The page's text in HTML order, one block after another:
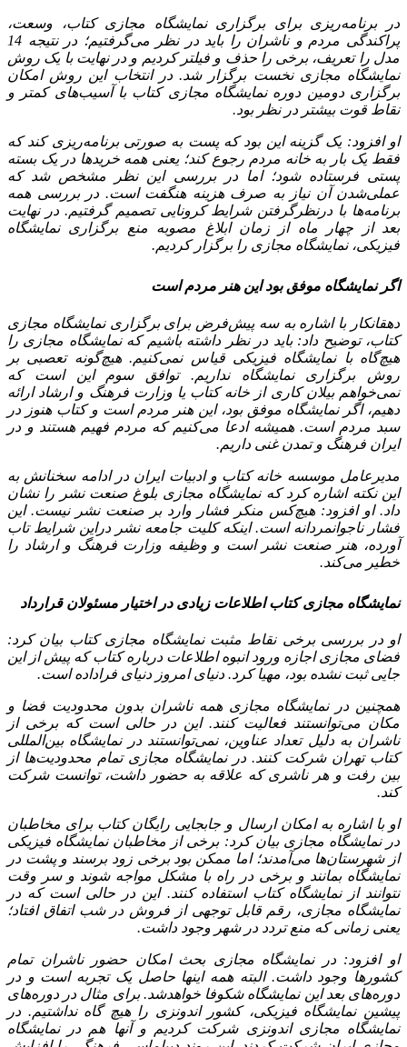
در برنامه‌ریزی برای برگزاری نمایشگاه مجازی کتاب، وسعت،
پراکندگی مردم و ناشران را باید در نظر می‌گرفتیم؛ در نتیجه 14
مدل را تعریف، برخی را حذف و فیلتر کردیم و در نهایت با یک روش
نمایشگاه مجازی نخست برگزار شد. در انتخاب این روش امکان
برگزاری دومین دوره نمایشگاه مجازی کتاب با آسیب‌های کمتر و
نقاط قوت بیشتر در نظر بود.
او افزود: یک گزینه این بود که پست به صورتی برنامه‌ریزی کند که
فقط یک بار به خانه مردم رجوع کند؛ یعنی همه خریدها در یک بسته
پستی فرستاده شود؛ اما در بررسی این نظر مشخص شد که
عملی‌شدن آن نیاز به صرف هزینه هنگفت است. در بررسی همه
برنامه‌ها با درنظرگرفتن شرایط کرونایی تصمیم گرفتیم. در نهایت
بعد از چهار ماه از زمان ابلاغ مصوبه منع برگزاری نمایشگاه
فیزیکی، نمایشگاه مجازی را برگزار کردیم.
اگر نمایشگاه موفق بود این هنر مردم است
دهقانکار با اشاره به سه پیش‌فرض برای برگزاری نمایشگاه مجازی
کتاب، توضیح داد: باید در نظر داشته باشیم که نمایشگاه مجازی را
هیچ‌گاه با نمایشگاه فیزیکی قیاس نمی‌کنیم. هیچ‌گونه تعصبی بر
روش برگزاری نمایشگاه نداریم. توافق سوم این است که
نمی‌خواهم بیلان کاری از خانه کتاب یا وزارت فرهنگ و ارشاد ارائه
دهیم، اگر نمایشگاه موفق بود، این هنر مردم است و کتاب هنوز در
سبد مردم است. همیشه ادعا می‌کنیم که مردم فهیم هستند و در
ایران فرهنگ و تمدن غنی داریم.
مدیرعامل موسسه خانه کتاب و ادبیات ایران در ادامه سخنانش به
این نکته اشاره کرد که نمایشگاه مجازی بلوغ صنعت نشر را نشان
داد. او افزود: هیچ‌کس منکر فشار وارد بر صنعت نشر نیست. این
فشار ناجوانمردانه است. اینکه کلیت جامعه نشر دراین شرایط تاب‌
آورده، هنر صنعت نشر است و وظیفه وزارت فرهنگ و ارشاد را
خطیر می‌کند.
نمایشگاه مجازی کتاب اطلاعات زیادی در اختیار مسئولان قرارداد
او در بررسی برخی نقاط مثبت نمایشگاه مجازی کتاب بیان کرد:
فضای مجازی اجازه ورود انبوه اطلاعات درباره کتاب که پیش از این
جایی ثبت نشده بود، مهیا کرد. دنیای امروز دنیای فراداده است.
همچنین در نمایشگاه مجازی همه ناشران بدون محدودیت فضا و
مکان می‌توانستند فعالیت کنند. این در حالی است که برخی از
ناشران به دلیل تعداد عناوین، نمی‌توانستند در نمایشگاه بین‌المللی
کتاب تهران شرکت کنند. در نمایشگاه مجازی تمام محدودیت‌ها از
بین رفت و هر ناشری که علاقه به حضور داشت، توانست شرکت
کند.
او با اشاره به امکان ارسال و جابجایی رایگان کتاب برای مخاطبان
در نمایشگاه مجازی بیان کرد: برخی از مخاطبان نمایشگاه فیزیکی
از شهرستان‌ها می‌آمدند؛ اما ممکن بود برخی زود برسند و پشت در
نمایشگاه بمانند و برخی در راه با مشکل مواجه شوند و سر وقت
نتوانند از نمایشگاه کتاب استفاده کنند. این در حالی است که در
نمایشگاه مجازی، رقم قابل توجهی از فروش در شب اتفاق افتاد؛
یعنی زمانی که منع تردد در شهر وجود داشت.
او افزود: در نمایشگاه مجازی بحث امکان حضور ناشران تمام
کشورها وجود داشت. البته همه اینها حاصل یک تجربه است و در
دوره‌های بعد این نمایشگاه شکوفا خواهدشد. برای مثال در دوره‌های
پیشین نمایشگاه فیزیکی، کشور اندونزی را هیچ گاه نداشتیم. در
نمایشگاه مجازی اندونزی شرکت کردیم و آنها هم در نمایشگاه